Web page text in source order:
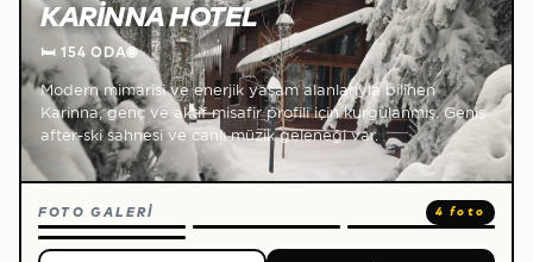
KARINNA HOTEL
🛏154 ODA🌐
Modern mimarisi ve enerjik yaşam alanlarıyla bilinen
Karinna, genç ve aktif misafir profili için kurgulanmış. Geniş
after-ski sahnesi ve canlı müzik geleneği var.
FOTO GALERİ 4 foto